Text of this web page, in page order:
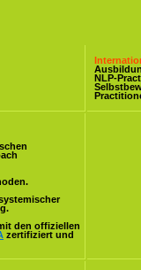
NLP-
den offiziellen
zertifiziert und